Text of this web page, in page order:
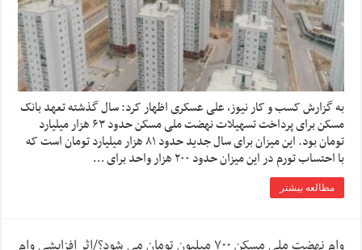
به گزارش کسب و کار نیوز، علی عسکری اظهار کرد: سال گذشته تعهد بانک
مسکن برای پرداخت تسهیلات نهضت ملی مسکن حدود ۶۳ هزار میلیارد
تومان بود. این میزان برای سال جدید حدود ۸۱ هزار میلیارد تومان است که
با احتساب تورم در این میزان حدود ۲۰۰ هزار واحد برای …
مطالعه بیشتر